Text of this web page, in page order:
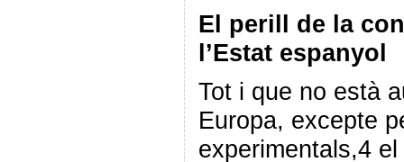
El perill de la
l’Estat espanyol
Tot i que no està
Europa, excepte
experimentals,4